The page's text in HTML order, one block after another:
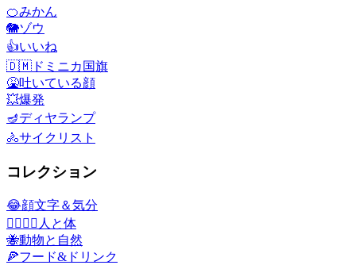
🍊みかん
🐘ゾウ
👍いいね
🇩🇲 ドミニカ国旗
🤮吐いている顔
💥爆発
🪔ディヤランプ
🚴サイクリスト
コレクション
😂顔文字＆気分
👩‍❤️‍💋‍👨 人と体
🐝動物と自然
🍕フード&ドリンク